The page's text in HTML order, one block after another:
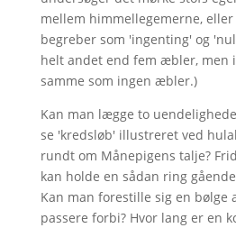
mellem himmellegemerne,
begreber som 'ingenting' og
helt andet end fem æbler, men
samme som ingen æbler.)
Kan man lægge to
se 'kredsløb' illustreret ved
rundt om Månepigens talje?
kan holde en sådan ring
Kan man forestille sig en bølge
passere forbi? Hvor lang er en